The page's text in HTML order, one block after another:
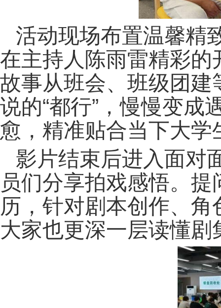
活动现场布置温馨精
在主持人陈雨雷精彩
故事从班会、班级团
说的“都行”，慢慢变成
愈，精准贴合当下大学
影片结束后进入面对
员们分享拍戏感悟。
历，针对剧本创作、
大家也更深一层读懂